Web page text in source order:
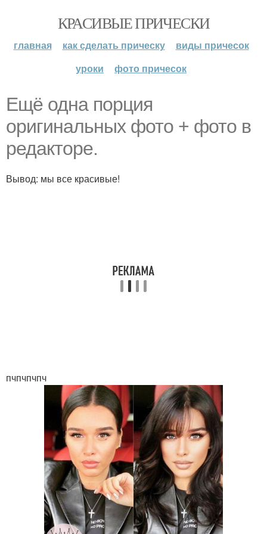
КРАСИВЫЕ ПРИЧЕСКИ
главная как сделать прическу
виды причесок
уроки
фото причесок
Ещё одна порция
оригинальных фото + фото в
редакторе.
Вывод: мы все красивые!
пчпчпчпч